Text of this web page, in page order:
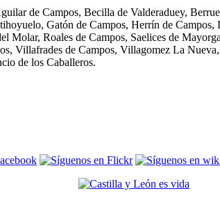
de Campos, Becilla de Valderaduey,
Gatón de Campos, Herrín de
Roales de Campos, Saelices de
Villafrades de Campos, Villagomez La
de los Caballeros.